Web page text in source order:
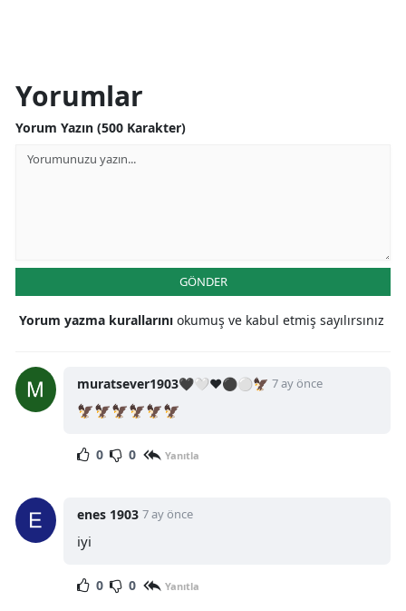
Yorumlar
Yorum Yazın (500 Karakter)
GÖNDER
Yorum yazma kurallarını okumuş ve kabul etmiş sayılırsınız
muratsever1903🖤🤍❤⚫⚪🦅 7 ay önce
🦅🦅🦅🦅🦅🦅
0 0 Yanıtla
enes 1903 7 ay önce
iyi
0 0 Yanıtla